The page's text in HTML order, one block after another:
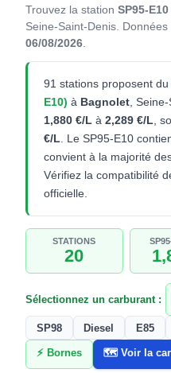
Trouvez la station SP95-
Seine-Saint-Denis.
06/08/2026.
91 stations proposent du
E10) à Bagnolet,
1,880 €/L à 2,289 €/L,
€/L. Le SP95-E10
convient à la majorité
Vérifiez la compatibilité
officielle.
STATIONS
20
Sélectionnez un carburant :
SP98 Diesel E85
⚡ Bornes 🗺️ Voir la